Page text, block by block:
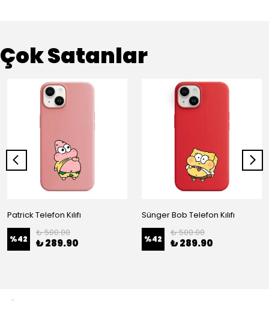
Çok Satanlar
Patrick Telefon Kılıfı
%42
₺ 500.00
₺ 289.90
Sünger Bob Telefon Kılıfı
%42
₺ 500.00
₺ 289.90